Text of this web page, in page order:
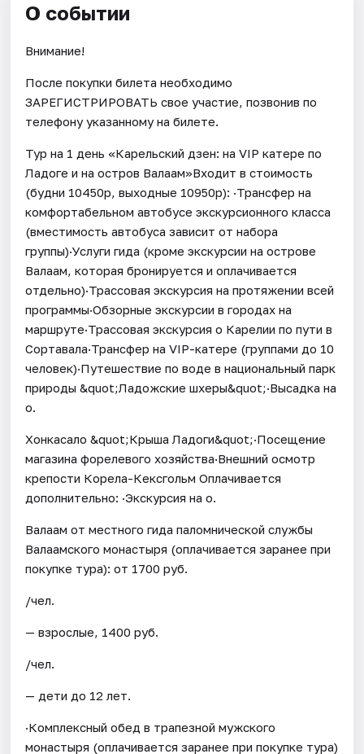
О событии
Внимание!
После покупки билета необходимо
ЗАРЕГИСТРИРОВАТЬ свое участие, позвонив по
телефону указанному на билете.
Тур на 1 день «Карельский дзен: на VIP катере по
Ладоге и на остров Валаам»Входит в стоимость
(будни 10450р, выходные 10950р): ·Трансфер на
комфортабельном автобусе экскурсионного класса
(вместимость автобуса зависит от набора
группы)·Услуги гида (кроме экскурсии на острове
Валаам, которая бронируется и оплачивается
отдельно)·Трассовая экскурсия на протяжении всей
программы·Обзорные экскурсии в городах на
маршруте·Трассовая экскурсия о Карелии по пути в
Сортавала·Трансфер на VIP-катере (группами до 10
человек)·Путешествие по воде в национальный парк
природы &quot;Ладожские шхеры&quot;·Высадка на
о.
Хонкасало &quot;Крыша Ладоги&quot;·Посещение
магазина форелевого хозяйства·Внешний осмотр
крепости Корела-Кексгольм Оплачивается
дополнительно: ·Экскурсия на о.
Валаам от местного гида паломнической службы
Валаамского монастыря (оплачивается заранее при
покупке тура): от 1700 руб.
/чел.
— взрослые, 1400 руб.
/чел.
— дети до 12 лет.
·Комплексный обед в трапезной мужского
монастыря (оплачивается заранее при покупке тура)